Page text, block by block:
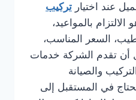
عند اختيار تركيب
الالتزام بالمواعيد،
السعر المناسب،
أن تقدم الشركة خدمات
والصيانة
في المستقبل إلى